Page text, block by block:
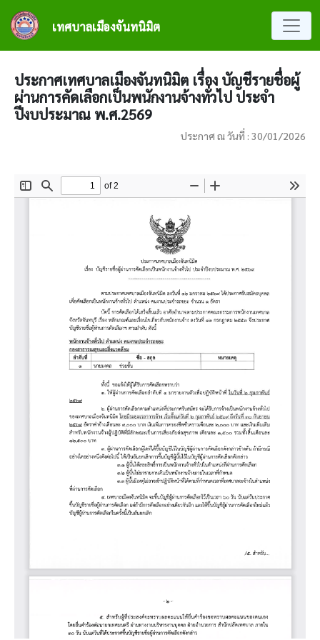
ข้ามไปยังเนื้อหาหลัก
เทศบาลเมืองจันทนิมิต
ประกาศเทศบาลเมืองจันทนิมิต เรื่อง บัญชีรายชื่อผู้
ผ่านการคัดเลือกเป็นพนักงานจ้างทั่วไป ประจำ
ปีงบประมาณ พ.ศ.2569
ประกาศ ณ วันที่ : 30/01/2026